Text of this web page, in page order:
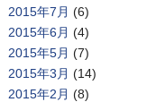
2015年7月 (6)
2015年6月 (4)
2015年5月 (7)
2015年3月 (14)
2015年2月 (8)